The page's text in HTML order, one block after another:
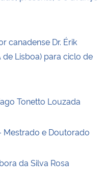
canadense Dr. Érik
Lisboa) para ciclo de
Tonetto Louzada
Mestrado e Doutorado
da Silva Rosa